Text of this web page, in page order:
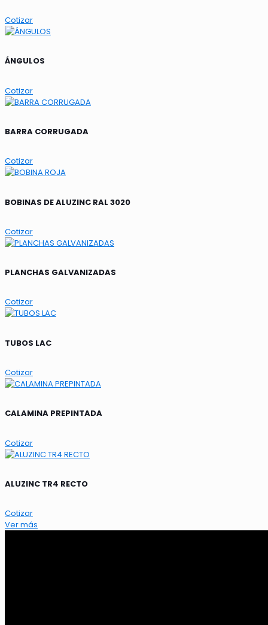
Cotizar
ÁNGULOS
Cotizar
BARRA CORRUGADA
Cotizar
BOBINAS DE ALUZINC RAL 3020
Cotizar
PLANCHAS GALVANIZADAS
Cotizar
TUBOS LAC
Cotizar
CALAMINA PREPINTADA
Cotizar
ALUZINC TR4 RECTO
Cotizar
Ver más